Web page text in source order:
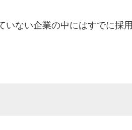
ない企業の中にはすでに採用